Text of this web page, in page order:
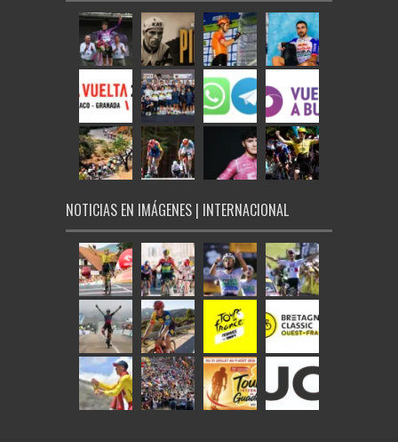
NOTICIAS EN IMÁGENES | INTERNACIONAL